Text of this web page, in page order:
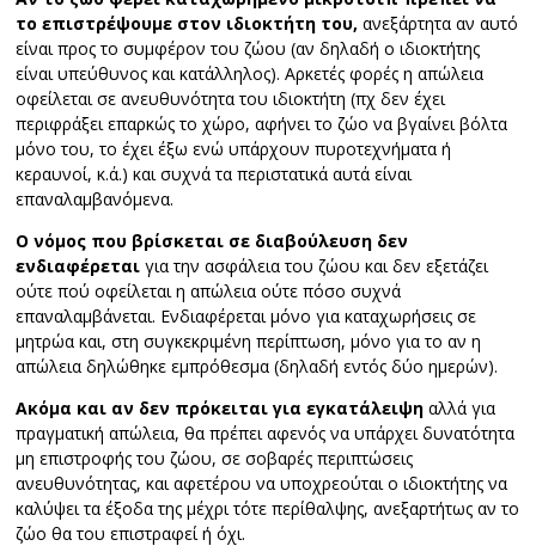
το επιστρέψουμε στον ιδιοκτήτη του, ανεξάρτητα αν αυτό
είναι προς το συμφέρον του ζώου (αν δηλαδή ο ιδιοκτήτης
είναι υπεύθυνος και κατάλληλος). Αρκετές φορές η απώλεια
οφείλεται σε ανευθυνότητα του ιδιοκτήτη (πχ δεν έχει
περιφράξει επαρκώς το χώρο, αφήνει το ζώο να βγαίνει βόλτα
μόνο του, το έχει έξω ενώ υπάρχουν πυροτεχνήματα ή
κεραυνοί, κ.ά.) και συχνά τα περιστατικά αυτά είναι
επαναλαμβανόμενα.
Ο νόμος που βρίσκεται σε διαβούλευση δεν
ενδιαφέρεται για την ασφάλεια του ζώου και δεν εξετάζει
ούτε πού οφείλεται η απώλεια ούτε πόσο συχνά
επαναλαμβάνεται. Ενδιαφέρεται μόνο για καταχωρήσεις σε
μητρώα και, στη συγκεκριμένη περίπτωση, μόνο για το αν η
απώλεια δηλώθηκε εμπρόθεσμα (δηλαδή εντός δύο ημερών).
Ακόμα και αν δεν πρόκειται για εγκατάλειψη αλλά για
πραγματική απώλεια, θα πρέπει αφενός να υπάρχει δυνατότητα
μη επιστροφής του ζώου, σε σοβαρές περιπτώσεις
ανευθυνότητας, και αφετέρου να υποχρεούται ο ιδιοκτήτης να
καλύψει τα έξοδα της μέχρι τότε περίθαλψης, ανεξαρτήτως αν το
ζώο θα του επιστραφεί ή όχι.